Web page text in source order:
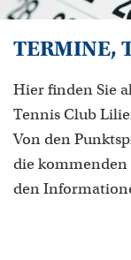
TERMINE,
Hier finden Sie
Tennis Club
Von den
die
den